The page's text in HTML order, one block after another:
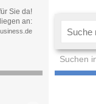
Sie da!
an:
Suchen